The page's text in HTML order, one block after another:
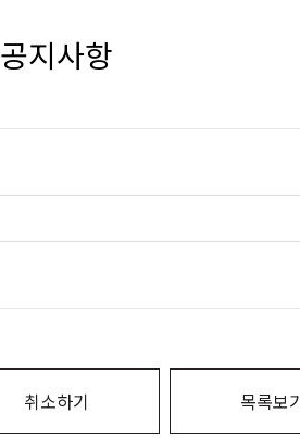
공지사항
취소하기 목록보